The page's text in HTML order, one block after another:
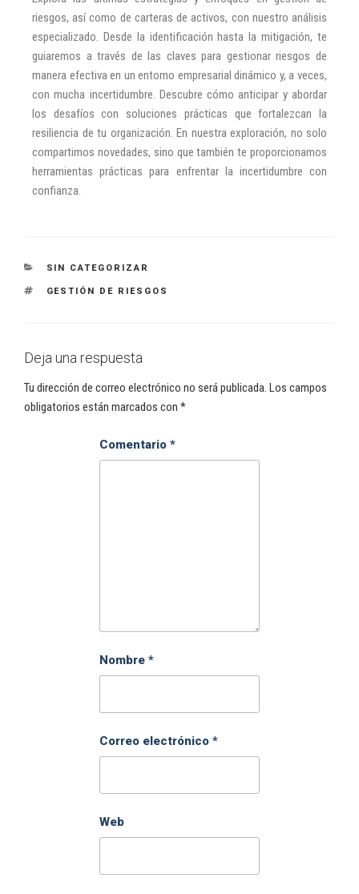
riesgos, así como de carteras de activos, con nuestro análisis
especializado. Desde la identificación hasta la mitigación, te
guiaremos a través de las claves para gestionar riesgos de
manera efectiva en un entorno empresarial dinámico y, a veces,
con mucha incertidumbre. Descubre cómo anticipar y abordar
los desafíos con soluciones prácticas que fortalezcan la
resiliencia de tu organización. En nuestra exploración, no solo
compartimos novedades, sino que también te proporcionamos
herramientas prácticas para enfrentar la incertidumbre con
confianza.
SIN CATEGORIZAR
GESTIÓN DE RIESGOS
Deja una respuesta
Tu dirección de correo electrónico no será publicada. Los campos
obligatorios están marcados con *
Comentario *
Nombre *
Correo electrónico *
Web